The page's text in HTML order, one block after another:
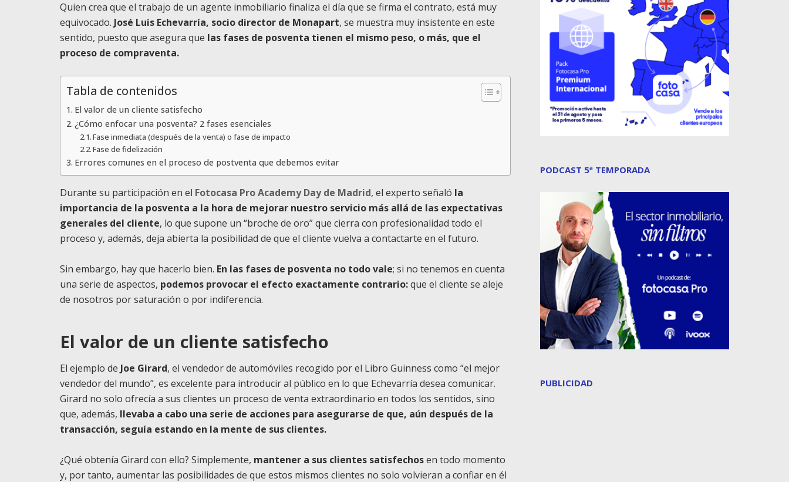
Quien crea que el trabajo de un agente inmobiliario finaliza el día que se firma el contrato, está muy
equivocado. José Luis Echevarría, socio director de Monapart, se muestra muy insistente en este
sentido, puesto que asegura que las fases de posventa tienen el mismo peso, o más, que el
proceso de compraventa.
Tabla de contenidos
El valor de un cliente satisfecho
¿Cómo enfocar una posventa? 2 fases esenciales
Fase inmediata (después de la venta) o fase de impacto
Fase de fidelización
Errores comunes en el proceso de postventa que debemos evitar
Durante su participación en el Fotocasa Pro Academy Day de Madrid, el experto señaló la
importancia de la posventa a la hora de mejorar nuestro servicio más allá de las expectativas
generales del cliente, lo que supone un “broche de oro” que cierra con profesionalidad todo el
proceso y, además, deja abierta la posibilidad de que el cliente vuelva a contactarte en el futuro.
Sin embargo, hay que hacerlo bien. En las fases de posventa no todo vale; si no tenemos en cuenta
una serie de aspectos, podemos provocar el efecto exactamente contrario:que el cliente se aleje
de nosotros por saturación o por indiferencia.
El valor de un cliente satisfecho
El ejemplo de Joe Girard, el vendedor de automóviles recogido por el Libro Guinness como “el mejor
vendedor del mundo”, es excelente para introducir al público en lo que Echevarría desea comunicar.
Girard no solo ofrecía a sus clientes un proceso de venta extraordinario en todos los sentidos, sino
que, además, llevaba a cabo una serie de acciones para asegurarse de que, aún después de la
transacción, seguía estando en la mente de sus clientes.
¿Qué obtenía Girard con ello? Simplemente, mantener a sus clientes satisfechosen todo momento
y, por tanto, aumentar las posibilidades de que estos mismos clientes no solo volvieran a confiar en él
PODCAST 5ª TEMPORADA
PUBLICIDAD